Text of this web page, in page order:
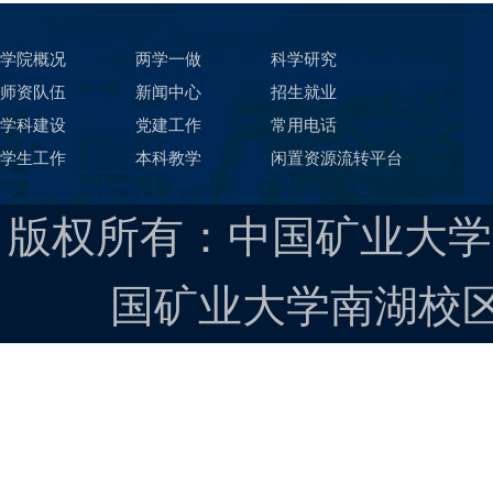
学院概况 两学一做
科学研究
师资队伍
新闻中心
招生就业
学科建设
党建工作
常用电话
学生工作
本科教学 闲置资源流转平台
版权所有：中国矿业大
国矿业大学南湖校